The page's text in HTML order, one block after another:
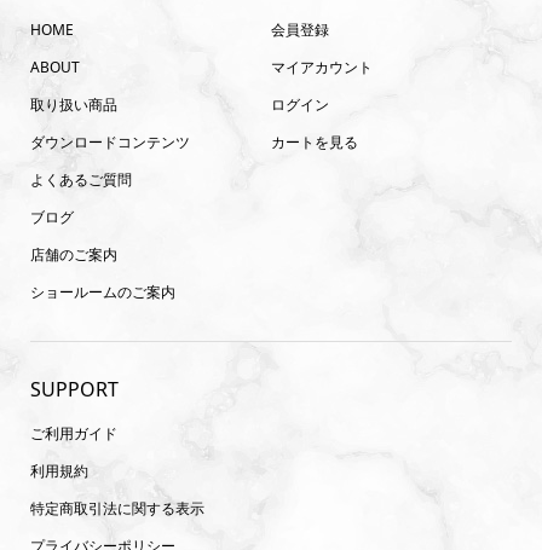
HOME
ABOUT
取り扱い商品
ダウンロードコンテンツ
よくあるご質問
ブログ
店舗のご案内
ショールームのご案内
会員登録
マイアカウント
ログイン
カートを見る
SUPPORT
ご利用ガイド
利用規約
特定商取引法に関する表示
プライバシーポリシー